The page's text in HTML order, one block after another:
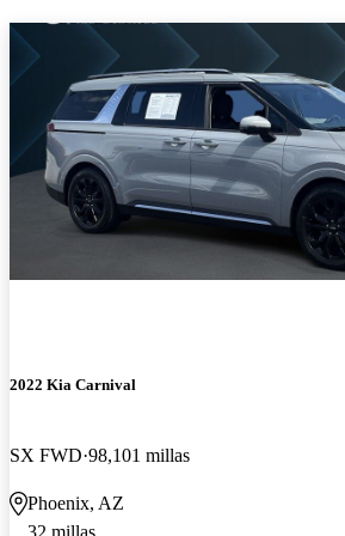
2022 Kia Carnival
SX FWD 98,101 millas
Phoenix, AZ